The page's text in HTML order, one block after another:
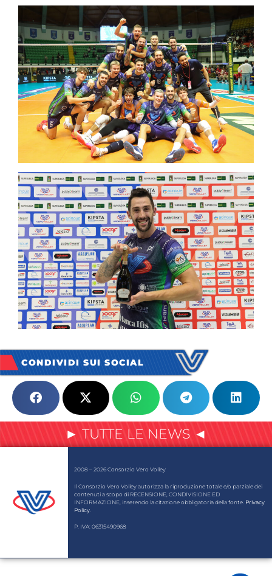
CONDIVIDI SUI SOCIAL
► TUTTE LE NEWS ◄
2008 – 2026 Consorzio Vero Volley
Il Consorzio Vero Volley autorizza la riproduzione totale e/o parziale dei
contenuti a scopo di RECENSIONE, CONDIVISIONE ED
INFORMAZIONE, inserendo la citazione obbligatoria della fonte. Privacy
Policy
P. IVA: 06315490968